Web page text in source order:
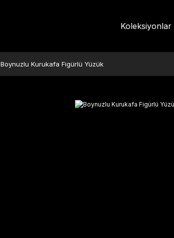
Koleksiyonlar
Boynuzlu Kurukafa Figürlü Yüzük